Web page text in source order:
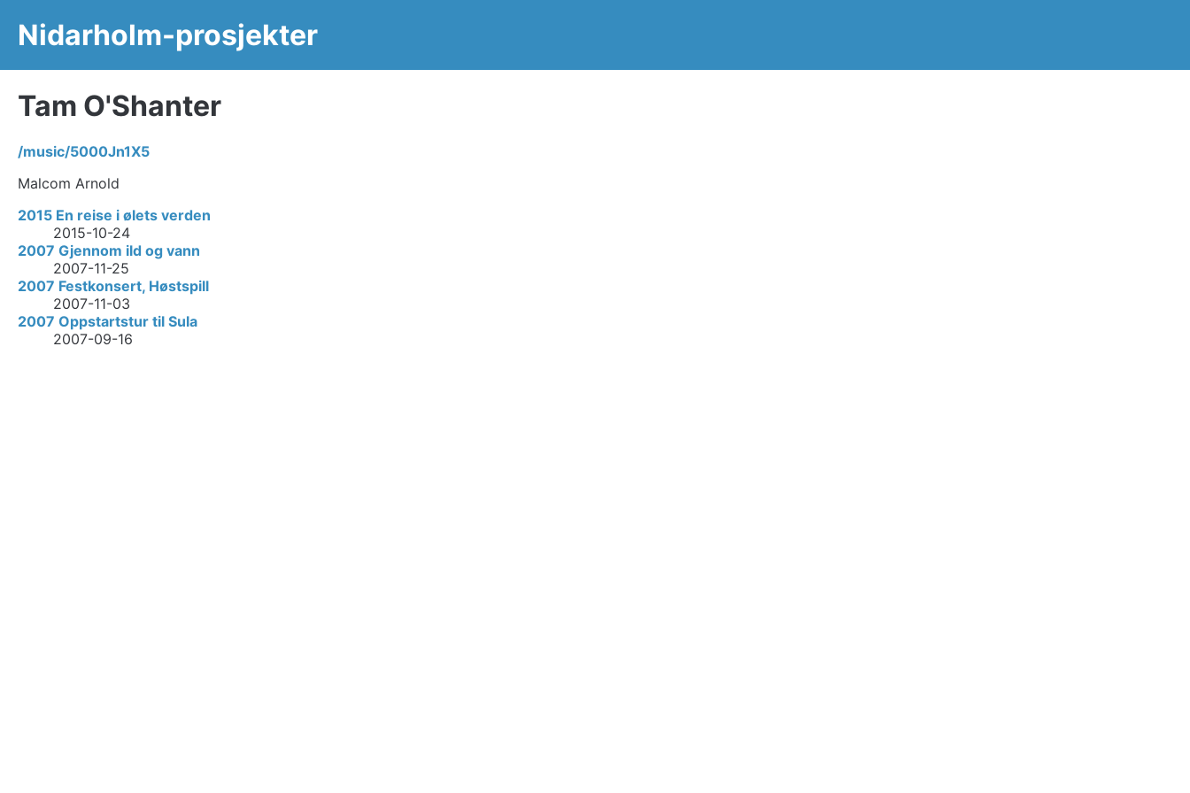
Nidarholm-prosjekter
Tam O'Shanter
/music/5000Jn1X5
Malcom Arnold
2015 En reise i ølets verden
2015-10-24
2007 Gjennom ild og vann
2007-11-25
2007 Festkonsert, Høstspill
2007-11-03
2007 Oppstartstur til Sula
2007-09-16